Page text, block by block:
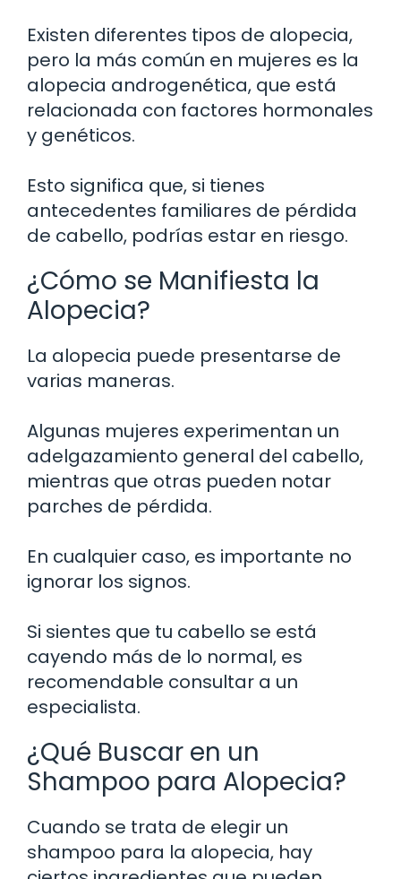
Existen diferentes tipos de alopecia,
pero la más común en mujeres es la
alopecia androgenética, que está
relacionada con factores hormonales
y genéticos.
Esto significa que, si tienes
antecedentes familiares de pérdida
de cabello, podrías estar en riesgo.
¿Cómo se Manifiesta la
Alopecia?
La alopecia puede presentarse de
varias maneras.
Algunas mujeres experimentan un
adelgazamiento general del cabello,
mientras que otras pueden notar
parches de pérdida.
En cualquier caso, es importante no
ignorar los signos.
Si sientes que tu cabello se está
cayendo más de lo normal, es
recomendable consultar a un
especialista.
¿Qué Buscar en un
Shampoo para Alopecia?
Cuando se trata de elegir un
shampoo para la alopecia, hay